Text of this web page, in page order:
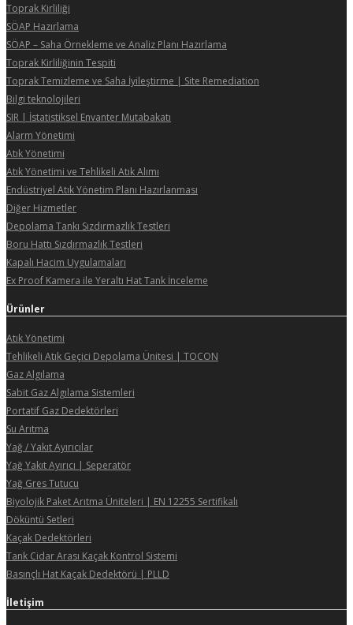
Toprak Kirliliği
SÖAP Hazırlama
SÖAP – Saha Örnekleme ve Analiz Planı Hazırlama
Toprak Kirliliğinin Tespiti
Toprak Temizleme ve Saha İyileştirme | Site Remediation
Bilgi teknolojileri
SIR | İstatistiksel Envanter Mutabakatı
Alarm Yönetimi
Atık Yönetimi
Atık Yönetimi ve Tehlikeli Atık Alımı
Endüstriyel Atık Yönetim Planı Hazırlanması
Diğer Hizmetler
Depolama Tankı Sızdırmazlık Testleri
Boru Hattı Sızdırmazlık Testleri
Kapalı Hacim Uygulamaları
Ex Proof Kamera ile Yeraltı Hat Tank İnceleme
Ürünler
Atık Yönetimi
Tehlikeli Atık Geçici Depolama Ünitesi | TOCON
Gaz Algılama
Sabit Gaz Algılama Sistemleri
Portatif Gaz Dedektörleri
Su Arıtma
Yağ / Yakıt Ayırıcılar
Yağ Yakıt Ayırıcı | Seperatör
Yağ Gres Tutucu
Biyolojik Paket Arıtma Üniteleri | EN 12255 Sertifikalı
Döküntü Setleri
Kaçak Dedektörleri
Tank Cidar Arası Kaçak Kontrol Sistemi
Basınçlı Hat Kaçak Dedektörü | PLLD
İletişim